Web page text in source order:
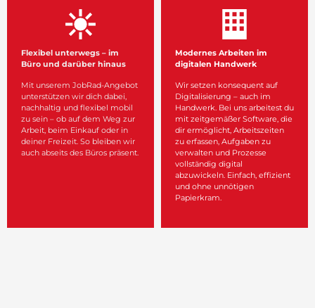
Flexibel unterwegs – im
Büro und darüber hinaus
Mit unserem JobRad-Angebot
unterstützen wir dich dabei,
nachhaltig und flexibel mobil
zu sein – ob auf dem Weg zur
Arbeit, beim Einkauf oder in
deiner Freizeit. So bleiben wir
auch abseits des Büros präsent.
Modernes Arbeiten im
digitalen Handwerk
Wir setzen konsequent auf
Digitalisierung – auch im
Handwerk. Bei uns arbeitest du
mit zeitgemäßer Software, die
dir ermöglicht, Arbeitszeiten
zu erfassen, Aufgaben zu
verwalten und Prozesse
vollständig digital
abzuwickeln. Einfach, effizient
und ohne unnötigen
Papierkram.